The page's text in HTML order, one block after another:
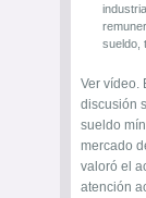
sueldo
Ver vídeo.
discusión
sueldo
mercado
valoró el
atención